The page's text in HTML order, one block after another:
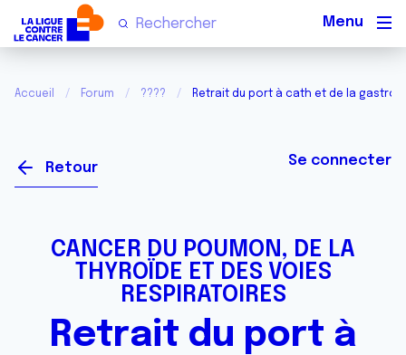
Accueil Forum ???? Retrait du port à cath et de la
Retour Se connecter
CANCER DU POUMON, DE LA
THYROÏDE ET DES VOIES
RESPIRATOIRES
Retrait du port à